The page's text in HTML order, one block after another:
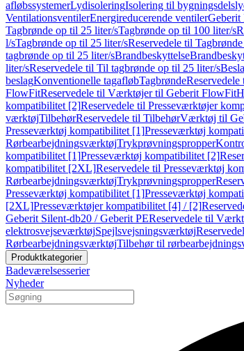
afløbssystemerLydisoleringIsolering til
VentilationsventilerEnergireducerende ventilerGeberit
Tagbrønde op til 25 liter/sTagbrønde op til 100 liter/s
l/sTagbrønde op til 25 liter/sReservedele til
tagbrønde op til 25 liter/sBrandbeskyttelse
liter/sReservedele til Til tagbrønde op til 25 liter/s
beslagKonventionelle tagafløbTagbrønde
FlowFitReservedele til Værktøjer til Geberit FlowFit
kompatibilitet [2]Reservedele til Presseværktøjer
værktøjTilbehørReservedele til TilbehørVærktøj til
Presseværktøj kompatibilitet [1]Presseværktøj
RørbearbejdningsværktøjTrykprøvningspropper
kompatibilitet [1]Presseværktøj kompatibilitet [2]
kompatibilitet [2XL]Reservedele til Presseværktøj
RørbearbejdningsværktøjTrykprøvningspropper
Presseværktøj kompatibilitet [1]Presseværktøj
[2XL]Presseværktøjer kompatibilitet [4] / [2]
Geberit Silent-db20 / Geberit PEReservedele til
elektrosvejseværktøjSpejlsvejsningsværktøj
RørbearbejdningsværktøjTilbehør til
Produktkategorier
Badeværelsesserier
Nyheder